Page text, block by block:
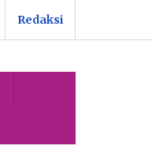
Redaksi